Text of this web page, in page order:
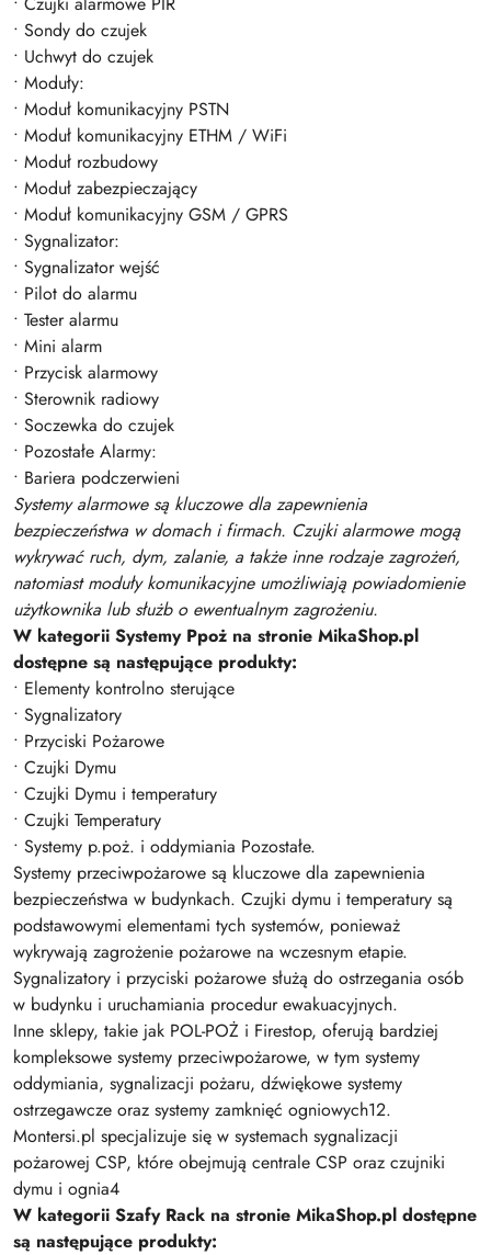
• Sondy do czujek
• Uchwyt do czujek
• Moduły:
• Moduł komunikacyjny PSTN
• Moduł komunikacyjny ETHM / WiFi
• Moduł rozbudowy
• Moduł zabezpieczający
• Moduł komunikacyjny GSM / GPRS
• Sygnalizator:
• Sygnalizator wejść
• Pilot do alarmu
• Tester alarmu
• Mini alarm
• Przycisk alarmowy
• Sterownik radiowy
• Soczewka do czujek
• Pozostałe Alarmy:
• Bariera podczerwieni
Systemy alarmowe są kluczowe dla zapewnienia
bezpieczeństwa w domach i firmach. Czujki alarmowe mogą
wykrywać ruch, dym, zalanie, a także inne rodzaje zagrożeń,
natomiast moduły komunikacyjne umożliwiają powiadomienie
użytkownika lub służb o ewentualnym zagrożeniu.
W kategorii Systemy Ppoż na stronie MikaShop.pl
dostępne są następujące produkty:
• Elementy kontrolno sterujące
• Sygnalizatory
• Przyciski Pożarowe
• Czujki Dymu
• Czujki Dymu i temperatury
• Czujki Temperatury
• Systemy p.poż. i oddymiania Pozostałe.
Systemy przeciwpożarowe są kluczowe dla zapewnienia
bezpieczeństwa w budynkach. Czujki dymu i temperatury są
podstawowymi elementami tych systemów, ponieważ
wykrywają zagrożenie pożarowe na wczesnym etapie.
Sygnalizatory i przyciski pożarowe służą do ostrzegania osób
w budynku i uruchamiania procedur ewakuacyjnych.
Inne sklepy, takie jak POL-POŻ i Firestop, oferują bardziej
kompleksowe systemy przeciwpożarowe, w tym systemy
oddymiania, sygnalizacji pożaru, dźwiękowe systemy
ostrzegawcze oraz systemy zamknięć ogniowych12.
Montersi.pl specjalizuje się w systemach sygnalizacji
pożarowej CSP, które obejmują centrale CSP oraz czujniki
dymu i ognia4
W kategorii Szafy Rack na stronie MikaShop.pl dostępne
są następujące produkty: